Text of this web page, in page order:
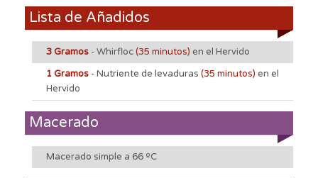
Lista de Añadidos
3 Gramos - Whirfloc(35 minutos) en el Hervido
1 Gramos - Nutriente de levaduras (35 minutos) en el
Hervido
Macerado
Macerado simple a 66 ºC